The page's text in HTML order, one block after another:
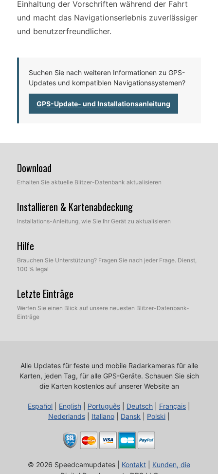
Einhaltung der Vorschriften während der Fahrt
und macht das Navigationserlebnis zuverlässiger
und benutzerfreundlicher.
Suchen Sie nach weiteren Informationen zu GPS-
Updates und kompatiblen Navigationssystemen?
GPS-Update- und Installationsanleitung
Download
Erhalten Sie aktuelle Blitzer-Datenbank aktualisieren
Installieren & Kartenabdeckung
Installations-Anleitung, wie Sie Ihr Gerät zu aktualisieren
Hilfe
Brauchen Sie Unterstützung? Fragen Sie nach jeder Frage. Dienst,
100 % legal
Letzte Einträge
Werfen Sie einen Blick auf unsere neuesten Blitzer-Datenbank-
Einträge
Alle Updates für feste und mobile Radarkameras für alle
Karten, jeden Tag, für alle GPS-Geräte. Schauen Sie sich
die Karten kostenlos auf unserer Website an
Español English Português Deutsch Français
Nederlands
Italiano Dansk Polski
© 2026 Speedcamupdates | Kontakt
Kunden, die